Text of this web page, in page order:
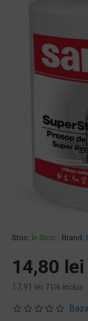
Stoc: În Stoc Brand:
14,80 lei
17,91 lei TVA inclus